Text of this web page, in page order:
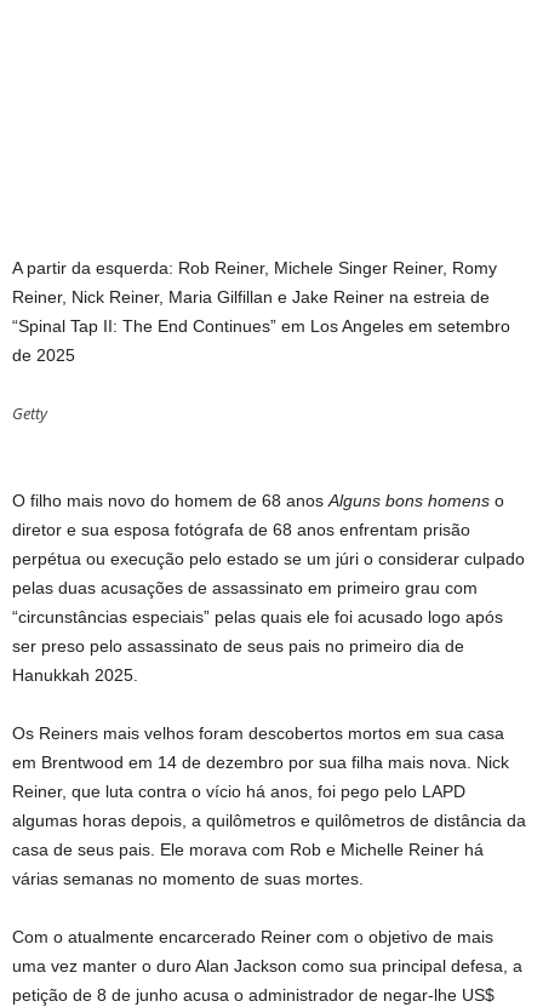
A partir da esquerda: Rob Reiner, Michele Singer Reiner, Romy
Reiner, Nick Reiner, Maria Gilfillan e Jake Reiner na estreia de
“Spinal Tap II: The End Continues” em Los Angeles em setembro
de 2025
Getty
O filho mais novo do homem de 68 anosAlguns bons homens o
diretor e sua esposa fotógrafa de 68 anos enfrentam prisão
perpétua ou execução pelo estado se um júri o considerar culpado
pelas duas acusações de assassinato em primeiro grau com
“circunstâncias especiais” pelas quais ele foi acusado logo após
ser preso pelo assassinato de seus pais no primeiro dia de
Hanukkah 2025.
Os Reiners mais velhos foram descobertos mortos em sua casa
em Brentwood em 14 de dezembro por sua filha mais nova. Nick
Reiner, que luta contra o vício há anos, foi pego pelo LAPD
algumas horas depois, a quilômetros e quilômetros de distância da
casa de seus pais. Ele morava com Rob e Michelle Reiner há
várias semanas no momento de suas mortes.
Com o atualmente encarcerado Reiner com o objetivo de mais
uma vez manter o duro Alan Jackson como sua principal defesa, a
petição de 8 de junho acusa o administrador de negar-lhe US$